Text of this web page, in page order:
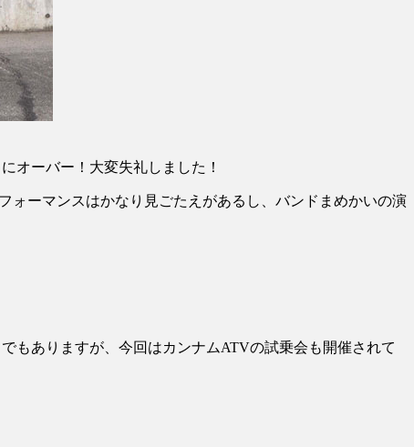
オーバー！大変失礼しました！
ォーマンスはかなり見ごたえがあるし、バンドまめかいの演
もありますが、今回はカンナムATVの試乗会も開催されて